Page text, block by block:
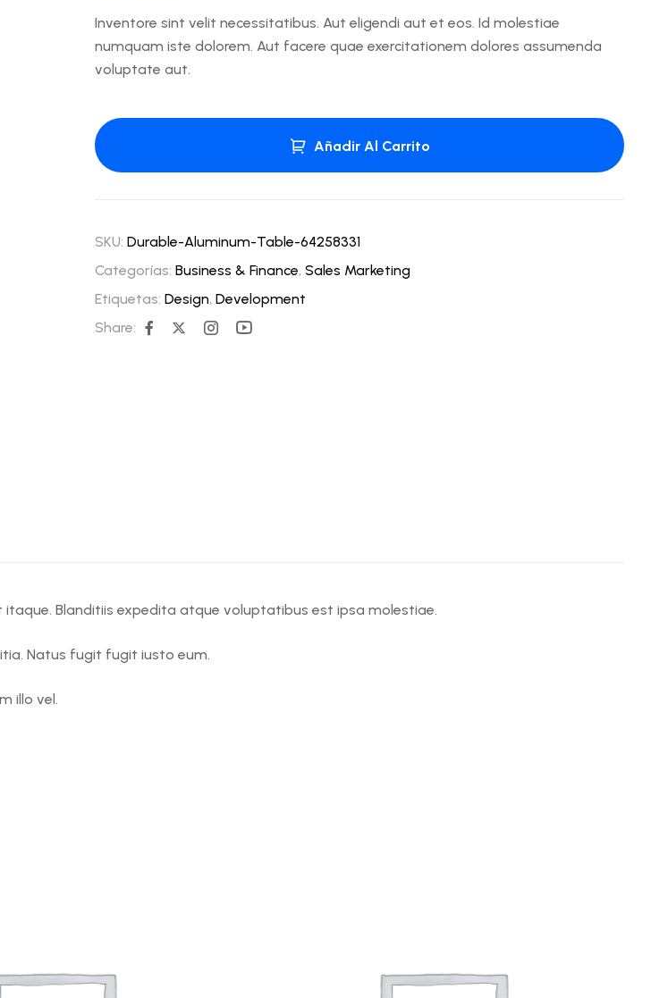
Inventore sint velit necessitatibus. Aut eligendi aut et eos. Id molestiae
numquam iste dolorem. Aut facere quae exercitationem dolores assumenda
voluptate aut.
Añadir Al Carrito
SKU: Durable-Aluminum-Table-64258331
Categorías: Business & Finance, Sales Marketing
Etiquetas: Design, Development
Share:
Blanditiis expedita atque voluptatibus est ipsa molestiae.
Natus fugit fugit iusto eum.
illo vel.